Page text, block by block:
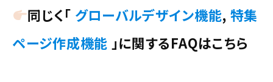
同じく「 グローバルデザイン機能, 特集
ページ作成機能 」に関するFAQはこちら